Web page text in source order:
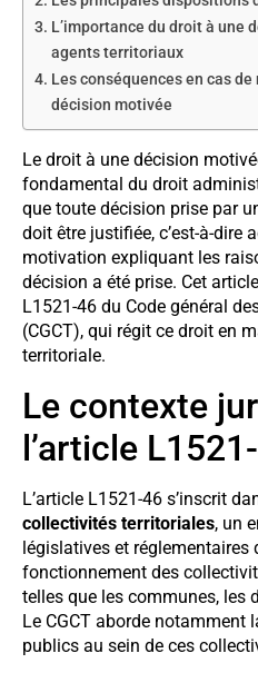
L’importance du droit à une
agents territoriaux
Les conséquences en cas
décision motivée
Le droit à une décision
fondamental du droit
que toute décision prise par
doit être justifiée, c’est-à-dire
motivation expliquant les
décision a été prise. Cet
L1521-46 du Code général
(CGCT), qui régit ce droit en
territoriale.
Le contexte
l’article
L’article L1521-46 s’inscrit
collectivités territoriales, un
législatives et réglementaires
fonctionnement des
telles que les communes, les
Le CGCT aborde notamment
publics au sein de ces